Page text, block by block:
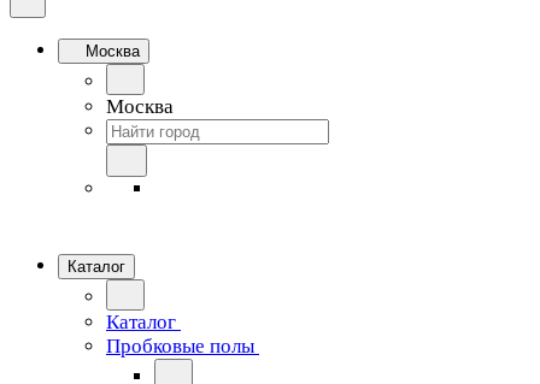
Москва
Москва
Каталог
Каталог
Пробковые полы